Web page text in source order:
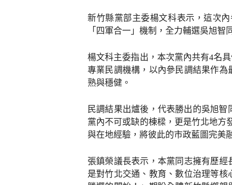
新竹縣黨部主委楊文科表示，這次
「四軍合一」機制，全力輔選吳旭
楊文科主委指出，本次黨內共有4名
專業民調機構，以內參民調結果作
熟與穩健。
民調結果出爐後，代表勝出的吳旭
黨內不可或缺的棟樑，更是竹北地方
與在地經驗，將彼此的市政藍圖完美
張鎮榮議長表示，本黨同志擁有歷
是對竹北交通、教育、數位治理等